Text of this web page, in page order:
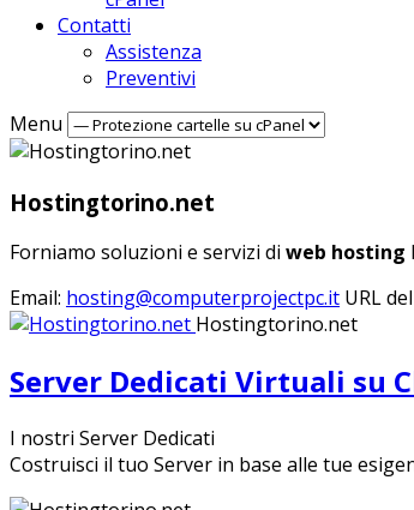
Contatti
Assistenza
Preventivi
Menu
Hostingtorino.net
Forniamo soluzioni e servizi di web hosting
Email: hosting@computerprojectpc.it URL
Hostingtorino.net
Server Dedicati Virtuali su
I nostri Server Dedicati
Costruisci il tuo Server in base alle tue